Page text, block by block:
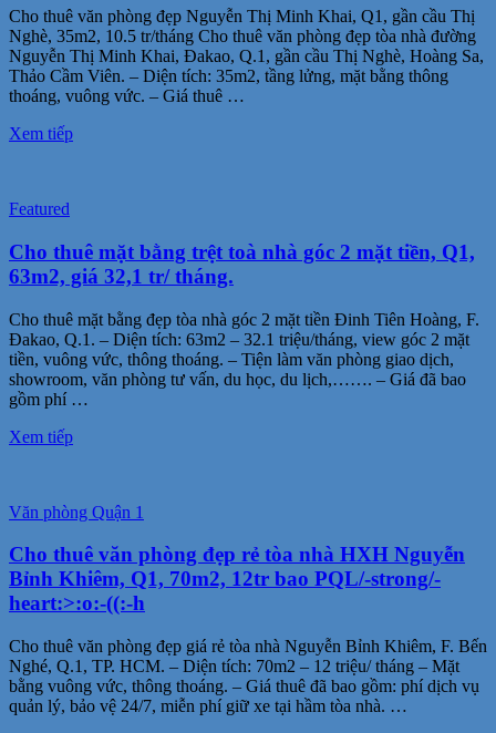
Cho thuê văn phòng đẹp Nguyễn Thị Minh Khai, Q1, gần cầu Thị
Nghè, 35m2, 10.5 tr/tháng Cho thuê văn phòng đẹp tòa nhà đường
Nguyễn Thị Minh Khai, Đakao, Q.1, gần cầu Thị Nghè, Hoàng Sa,
Thảo Cầm Viên. – Diện tích: 35m2, tầng lửng, mặt bằng thông
thoáng, vuông vức. – Giá thuê …
Xem tiếp
Featured
Cho thuê mặt bằng trệt toà nhà góc 2 mặt tiền, Q1,
63m2, giá 32,1 tr/ tháng.
Cho thuê mặt bằng đẹp tòa nhà góc 2 mặt tiền Đinh Tiên Hoàng, F.
Đakao, Q.1. – Diện tích: 63m2 – 32.1 triệu/tháng, view góc 2 mặt
tiền, vuông vức, thông thoáng. – Tiện làm văn phòng giao dịch,
showroom, văn phòng tư vấn, du học, du lịch,……. – Giá đã bao
gồm phí …
Xem tiếp
Văn phòng Quận 1
Cho thuê văn phòng đẹp rẻ tòa nhà HXH Nguyễn
Bỉnh Khiêm, Q1, 70m2, 12tr bao PQL/-strong/-
heart:>:o:-((:-h
Cho thuê văn phòng đẹp giá rẻ tòa nhà Nguyễn Bỉnh Khiêm, F. Bến
Nghé, Q.1, TP. HCM. – Diện tích: 70m2 – 12 triệu/ tháng – Mặt
bằng vuông vức, thông thoáng. – Giá thuê đã bao gồm: phí dịch vụ
quản lý, bảo vệ 24/7, miễn phí giữ xe tại hầm tòa nhà. …